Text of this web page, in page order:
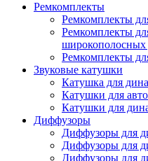
Ремкомплекты
Ремкомплекты
Ремкомплекты
широкополосных
Ремкомплекты
Звуковые катушки
Катушка для
Катушки для
Катушки для
Диффузоры
Диффузоры для
Диффузоры для
Диффузоры для